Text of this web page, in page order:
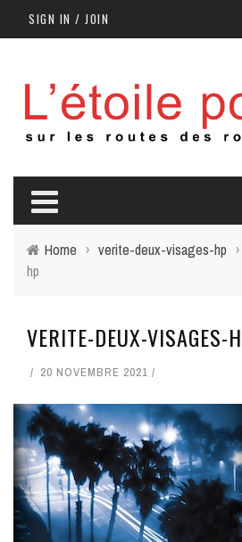
SIGN IN / JOIN
Home › verite-deux-visages-hp ›
hp
VERITE-DEUX-VISAGES-
20 NOVEMBRE 2021